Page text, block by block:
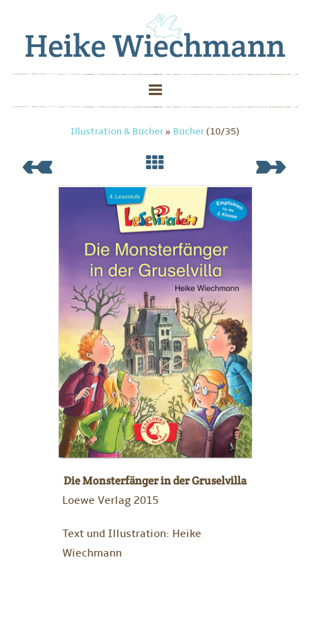
Illustration & Bücher» Bücher(10/35)
Die Monsterfänger in der Gruselvilla
Loewe Verlag 2015
Text und Illustration: Heike
Wiechmann